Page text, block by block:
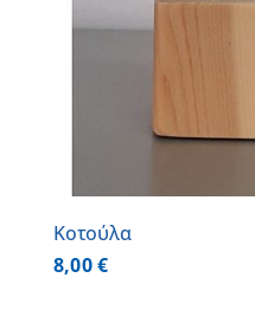
Κοτούλα
8,00€